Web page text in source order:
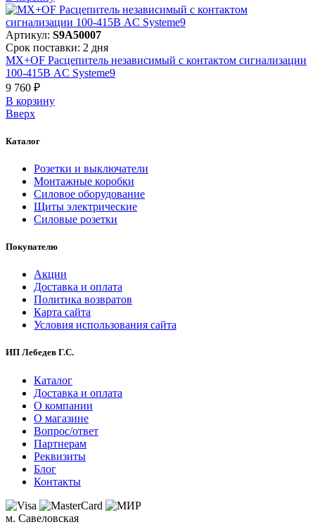
Артикул: S9A50007
Срок поставки: 2 дня
MX+OF Расцепитель независимый с контактом сигнализации
100-415В AC Systeme9
9 760 ₽
В корзинy
Вверх
Каталог
Розетки и выключатели
Монтажные коробки
Силовое оборудование
Щиты электрические
Силовые розетки
Покупателю
Акции
Доставка и оплата
Политика возвратов
Карта сайта
Условия использования сайта
ИП Лебедев Г.С.
Каталог
Доставка и оплата
О компании
О магазине
Вопрос/ответ
Партнерам
Реквизиты
Блог
Контакты
м. Савеловская